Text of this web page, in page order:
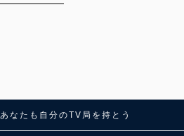
あなたも自分のTV局を持とう